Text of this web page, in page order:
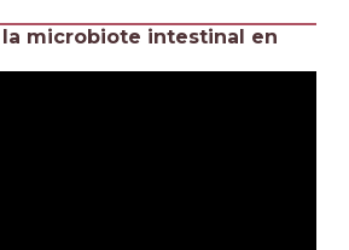
microbiote intestinal en